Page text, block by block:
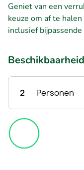
Geniet van een
keuze om af te
inclusief
Beschikbaarheid
2 Personen